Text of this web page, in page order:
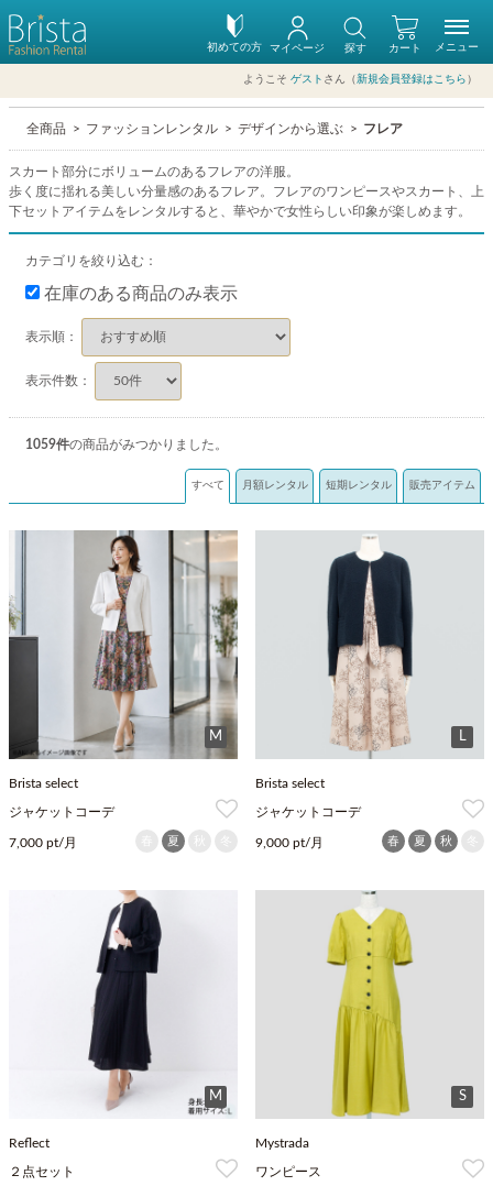
初めての方 カート
マイページ 探す
ようこそ ゲスト さん（新規会員登録はこちら ）
メニュー
全商品 ファッションレンタル デザインから選ぶ フレア
スカート部分にボリュームのあるフレアの洋服。
歩く度に揺れる美しい分量感のあるフレア。フレアのワンピースやスカート、上
下セットアイテムをレンタルすると、華やかで女性らしい印象が楽しめます。
カテゴリを絞り込む：
在庫のある商品のみ表示
表示順：
表示件数：
1059件の商品がみつかりました。
すべて 月額レンタル 短期レンタル 販売アイテム
M
Brista select
ジャケットコーデ
7,000 pt/月 夏
L
Brista select
ジャケットコーデ
9,000 pt/月 春 夏 秋
M
Reflect
２点セット
S
Mystrada
ワンピース